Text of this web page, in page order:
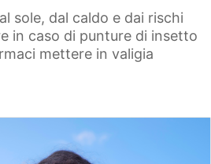
sole, dal caldo e dai rischi
in caso di punture di insetto
mettere in valigia